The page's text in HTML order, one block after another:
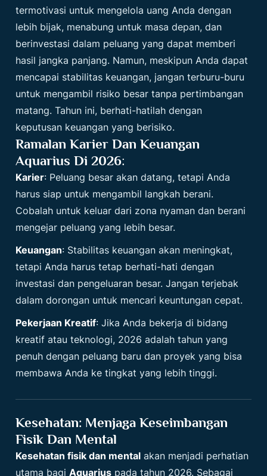
termotivasi untuk mengelola uang Anda dengan
lebih bijak, menabung untuk masa depan, dan
berinvestasi dalam peluang yang dapat memberi
hasil jangka panjang. Namun, meskipun Anda dapat
mencapai stabilitas keuangan, jangan terburu-buru
untuk mengambil risiko besar tanpa pertimbangan
matang. Tahun ini, berhati-hatilah dengan
keputusan keuangan yang berisiko.
Ramalan Karier Dan Keuangan
Aquarius Di 2026:
Karier: Peluang besar akan datang, tetapi Anda
harus siap untuk mengambil langkah berani.
Cobalah untuk keluar dari zona nyaman dan berani
mengejar peluang yang lebih besar.
Keuangan: Stabilitas keuangan akan meningkat,
tetapi Anda harus tetap berhati-hati dengan
investasi dan pengeluaran besar. Jangan terjebak
dalam dorongan untuk mencari keuntungan cepat.
Pekerjaan Kreatif: Jika Anda bekerja di bidang
kreatif atau teknologi, 2026 adalah tahun yang
penuh dengan peluang baru dan proyek yang bisa
membawa Anda ke tingkat yang lebih tinggi.
Kesehatan: Menjaga Keseimbangan
Fisik Dan Mental
Kesehatan fisik dan mental akan menjadi perhatian
utama bagiAquarius pada tahun 2026. Sebagai